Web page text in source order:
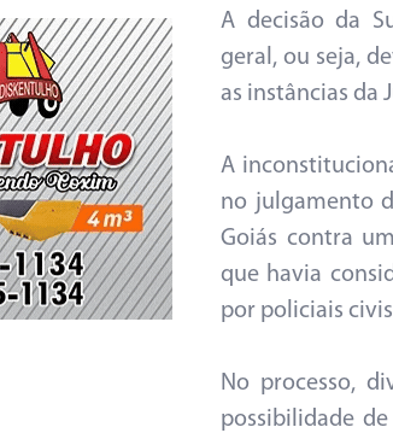
A decisão da
geral, ou seja,
as instâncias da
A
no julgamento
Goiás contra
que havia
por policiais
No processo,
possibilidade